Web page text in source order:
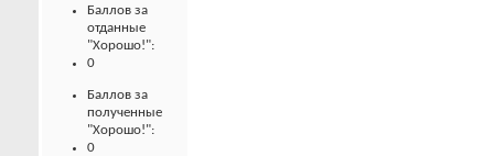
Баллов за
отданные
"Хорошо!":
0
Баллов за
полученные
"Хорошо!":
0